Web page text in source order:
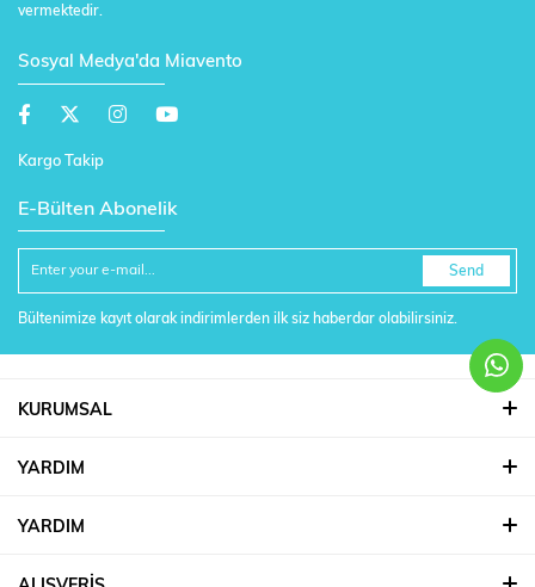
vermektedir.
Sosyal Medya'da Miavento
Kargo Takip
E-Bülten Abonelik
Send
Bültenimize kayıt olarak indirimlerden ilk siz haberdar olabilirsiniz.
KURUMSAL
YARDIM
YARDIM